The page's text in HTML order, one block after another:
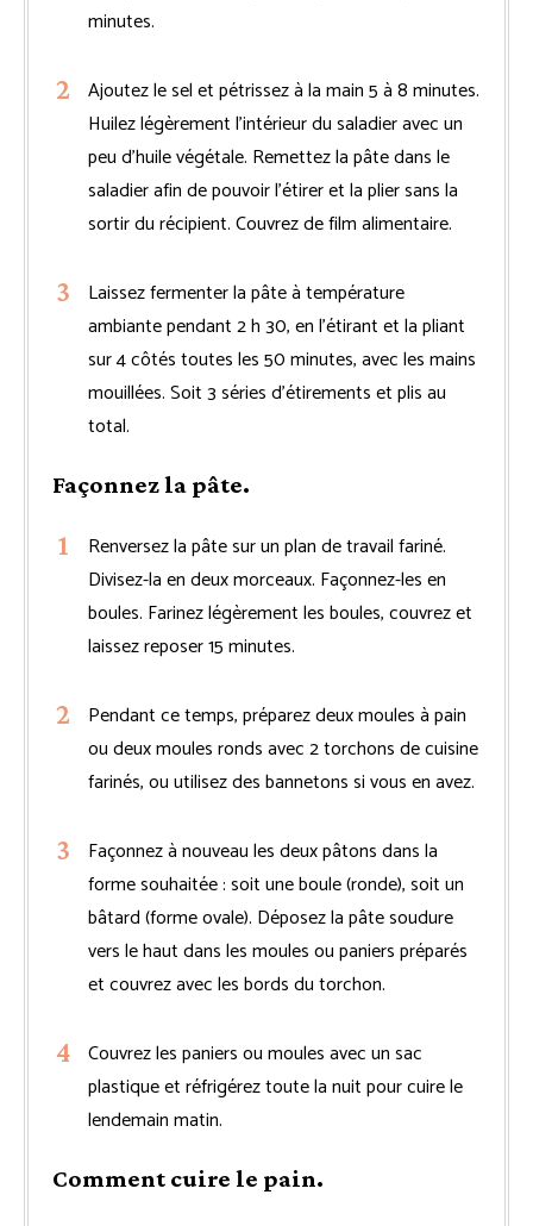
minutes.
Ajoutez le sel et pétrissez à la main 5 à 8 minutes.
Huilez légèrement l’intérieur du saladier avec un
peu d’huile végétale. Remettez la pâte dans le
saladier afin de pouvoir l’étirer et la plier sans la
sortir du récipient. Couvrez de film alimentaire.
Laissez fermenter la pâte à température
ambiante pendant 2 h 30, en l’étirant et la pliant
sur 4 côtés toutes les 50 minutes, avec les mains
mouillées. Soit 3 séries d’étirements et plis au
total.
Façonnez la pâte.
Renversez la pâte sur un plan de travail fariné.
Divisez-la en deux morceaux. Façonnez-les en
boules. Farinez légèrement les boules, couvrez et
laissez reposer 15 minutes.
Pendant ce temps, préparez deux moules à pain
ou deux moules ronds avec 2 torchons de cuisine
farinés, ou utilisez des bannetons si vous en avez.
Façonnez à nouveau les deux pâtons dans la
forme souhaitée : soit une boule (ronde), soit un
bâtard (forme ovale). Déposez la pâte soudure
vers le haut dans les moules ou paniers préparés
et couvrez avec les bords du torchon.
Couvrez les paniers ou moules avec un sac
plastique et réfrigérez toute la nuit pour cuire le
lendemain matin.
Comment cuire le pain.